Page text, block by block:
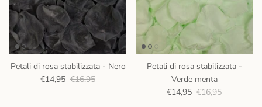
Petali di rosa stabilizzata - Nero
€14,95 €16,95
Petali di rosa stabilizzata -
Verde menta
€14,95 €16,95